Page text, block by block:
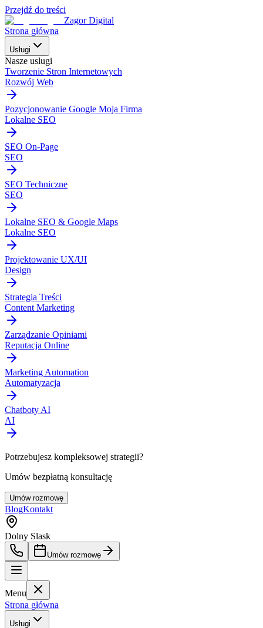
Przejdź do treści
Zagor Digital
Strona główna
Usługi
Nasze uslugi
Tworzenie Stron Internetowych
Rozwój Web
Pozycjonowanie Google Moja Firma
Lokalne SEO
SEO On-Page
SEO
SEO Techniczne
SEO
Lokalne SEO & Google Maps
Lokalne SEO
Projektowanie UX/UI
Design
Strategia Treści
Content Marketing
Zarządzanie Opiniami
Reputacja Online
Marketing Automation
Automatyzacja
Chatboty AI
AI
Potrzebujesz kompleksowej strategii?
Umów bezpłatną konsultację
Umów rozmowę
BlogKontakt
Dolny Slask
Umów rozmowę
Menu
Strona główna
Usługi